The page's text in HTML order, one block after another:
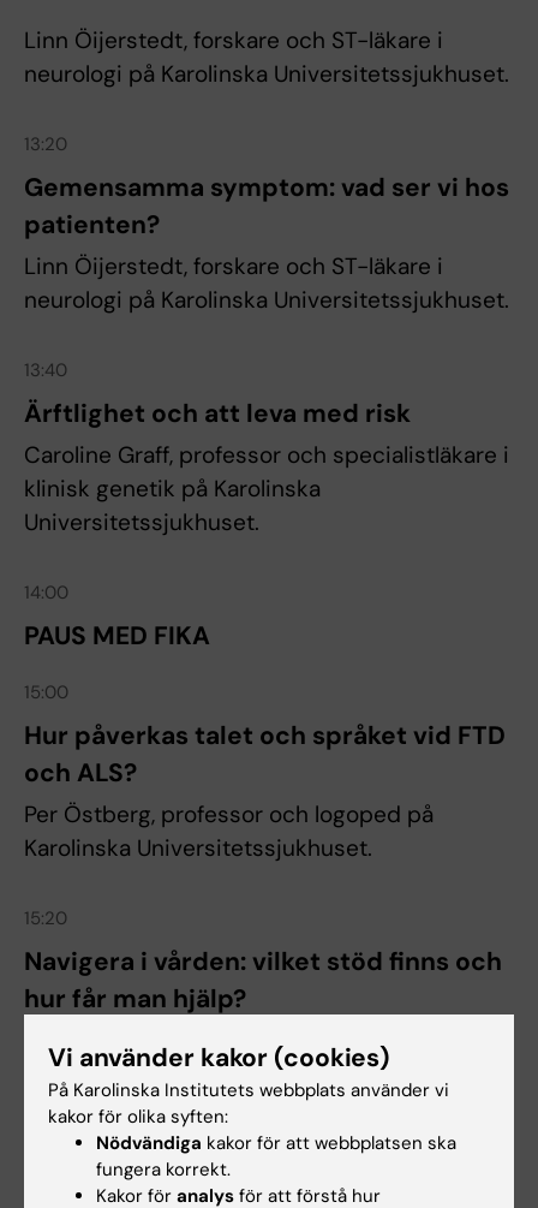
Linn Öijerstedt, forskare och ST-läkare i
neurologi på Karolinska Universitetssjukhuset.
13:20
Gemensamma symptom: vad ser vi hos
patienten?
Linn Öijerstedt, forskare och ST-läkare i
neurologi på Karolinska Universitetssjukhuset.
13:40
Ärftlighet och att leva med risk
Caroline Graff, professor och specialistläkare i
klinisk genetik på Karolinska
Universitetssjukhuset.
14:00
PAUS MED FIKA
15:00
Hur påverkas talet och språket vid FTD
och ALS?
Per Östberg, professor och logoped på
Karolinska Universitetssjukhuset.
15:20
Navigera i vården: vilket stöd finns och
hur får man hjälp?
Gisela Jansson, sjuksköterska i ALS-teamet på
Karolinska Universitetssjukhuset.
Nya behandlingar och aktuell forskning
Vi använder kakor (cookies)
På Karolinska Institutets webbplats använder vi
kakor för olika syften:
Nödvändiga kakor för att webbplatsen ska
fungera korrekt.
Kakor för analys för att förstå hur